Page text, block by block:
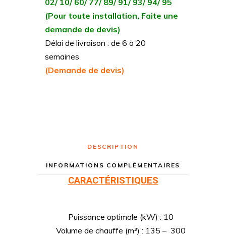
02/ 10/ 60/ 77/ 89/ 91/ 93/ 94/ 95
(Pour toute installation, Faite une
demande de devis)
Délai de livraison : de 6 à 20
semaines
(Demande de devis)
DESCRIPTION
INFORMATIONS COMPLÉMENTAIRES
CARACTÉRISTIQUES
Puissance optimale (kW) : 10
Volume de chauffe (m³) : 135 – 300